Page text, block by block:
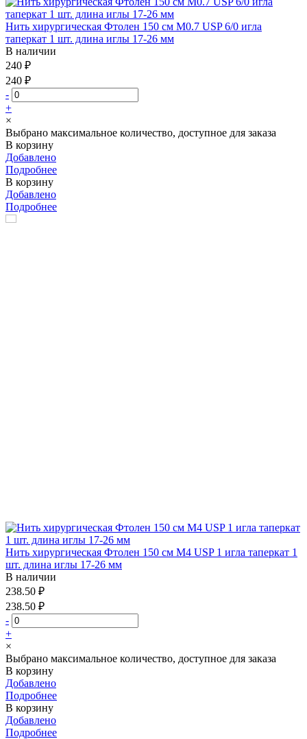
Нить хирургическая Фтолен 150 см М0.7 USP 6/0 игла
таперкат 1 шт. длина иглы 17-26 мм
В наличии
240 ₽
240 ₽
-
+
×
Выбрано максимальное количество, доступное для заказа
В корзину
Добавлено
Подробнее
В корзину
Добавлено
Подробнее
Нить хирургическая Фтолен 150 см М4 USP 1 игла таперкат 1
шт. длина иглы 17-26 мм
В наличии
238.50 ₽
238.50 ₽
-
+
×
Выбрано максимальное количество, доступное для заказа
В корзину
Добавлено
Подробнее
В корзину
Добавлено
Подробнее